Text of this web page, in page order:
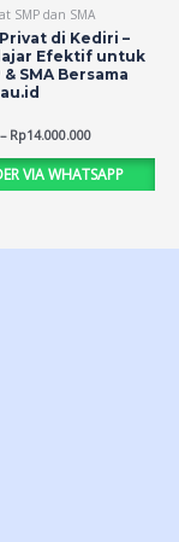
SMP dan SMA
di Kediri –
Efektif untuk
& SMA Bersama
– Rp14.000.000
VIA WHATSAPP